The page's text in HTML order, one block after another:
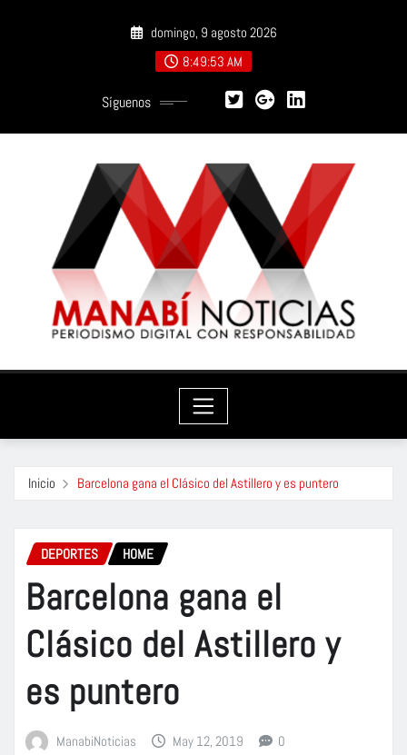
domingo, 9 agosto 2026
8:49:54 AM
Síguenos
Inicio Barcelona gana el Clásico del Astillero y es puntero
DEPORTES HOME
Barcelona gana el
Clásico del Astillero y
es puntero
ManabiNoticias May 12, 2019 0